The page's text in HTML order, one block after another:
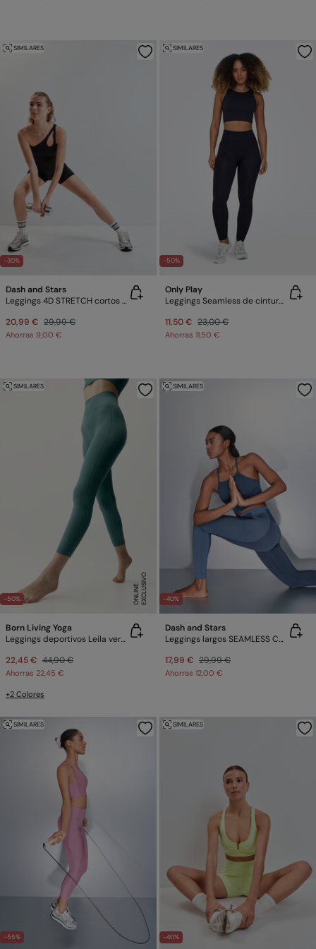
-30%
SIMILARES
Dash and Stars
Leggings 4D STRETCH cortos negro
20,99 € 29,99 €
Ahorras 9,00 €
-50%
SIMILARES
Only Play
Leggings Seamless de cintura alta canalé
11,50 € 23,00 €
Ahorras 11,50 €
-50% E
X
C
L
U
SI
V
O
O
N
LI
N
E
SIMILARES
Born Living Yoga
Leggings deportivos Leila verde
22,45 € 44,90 €
Ahorras 22,45 €
+2 Colores
-40%
SIMILARES
Dash and Stars
Leggings largos SEAMLESS COMFORT azul
17,99 € 29,99 €
Ahorras 12,00 €
-55%
SIMILARES
-40%
SIMILARES